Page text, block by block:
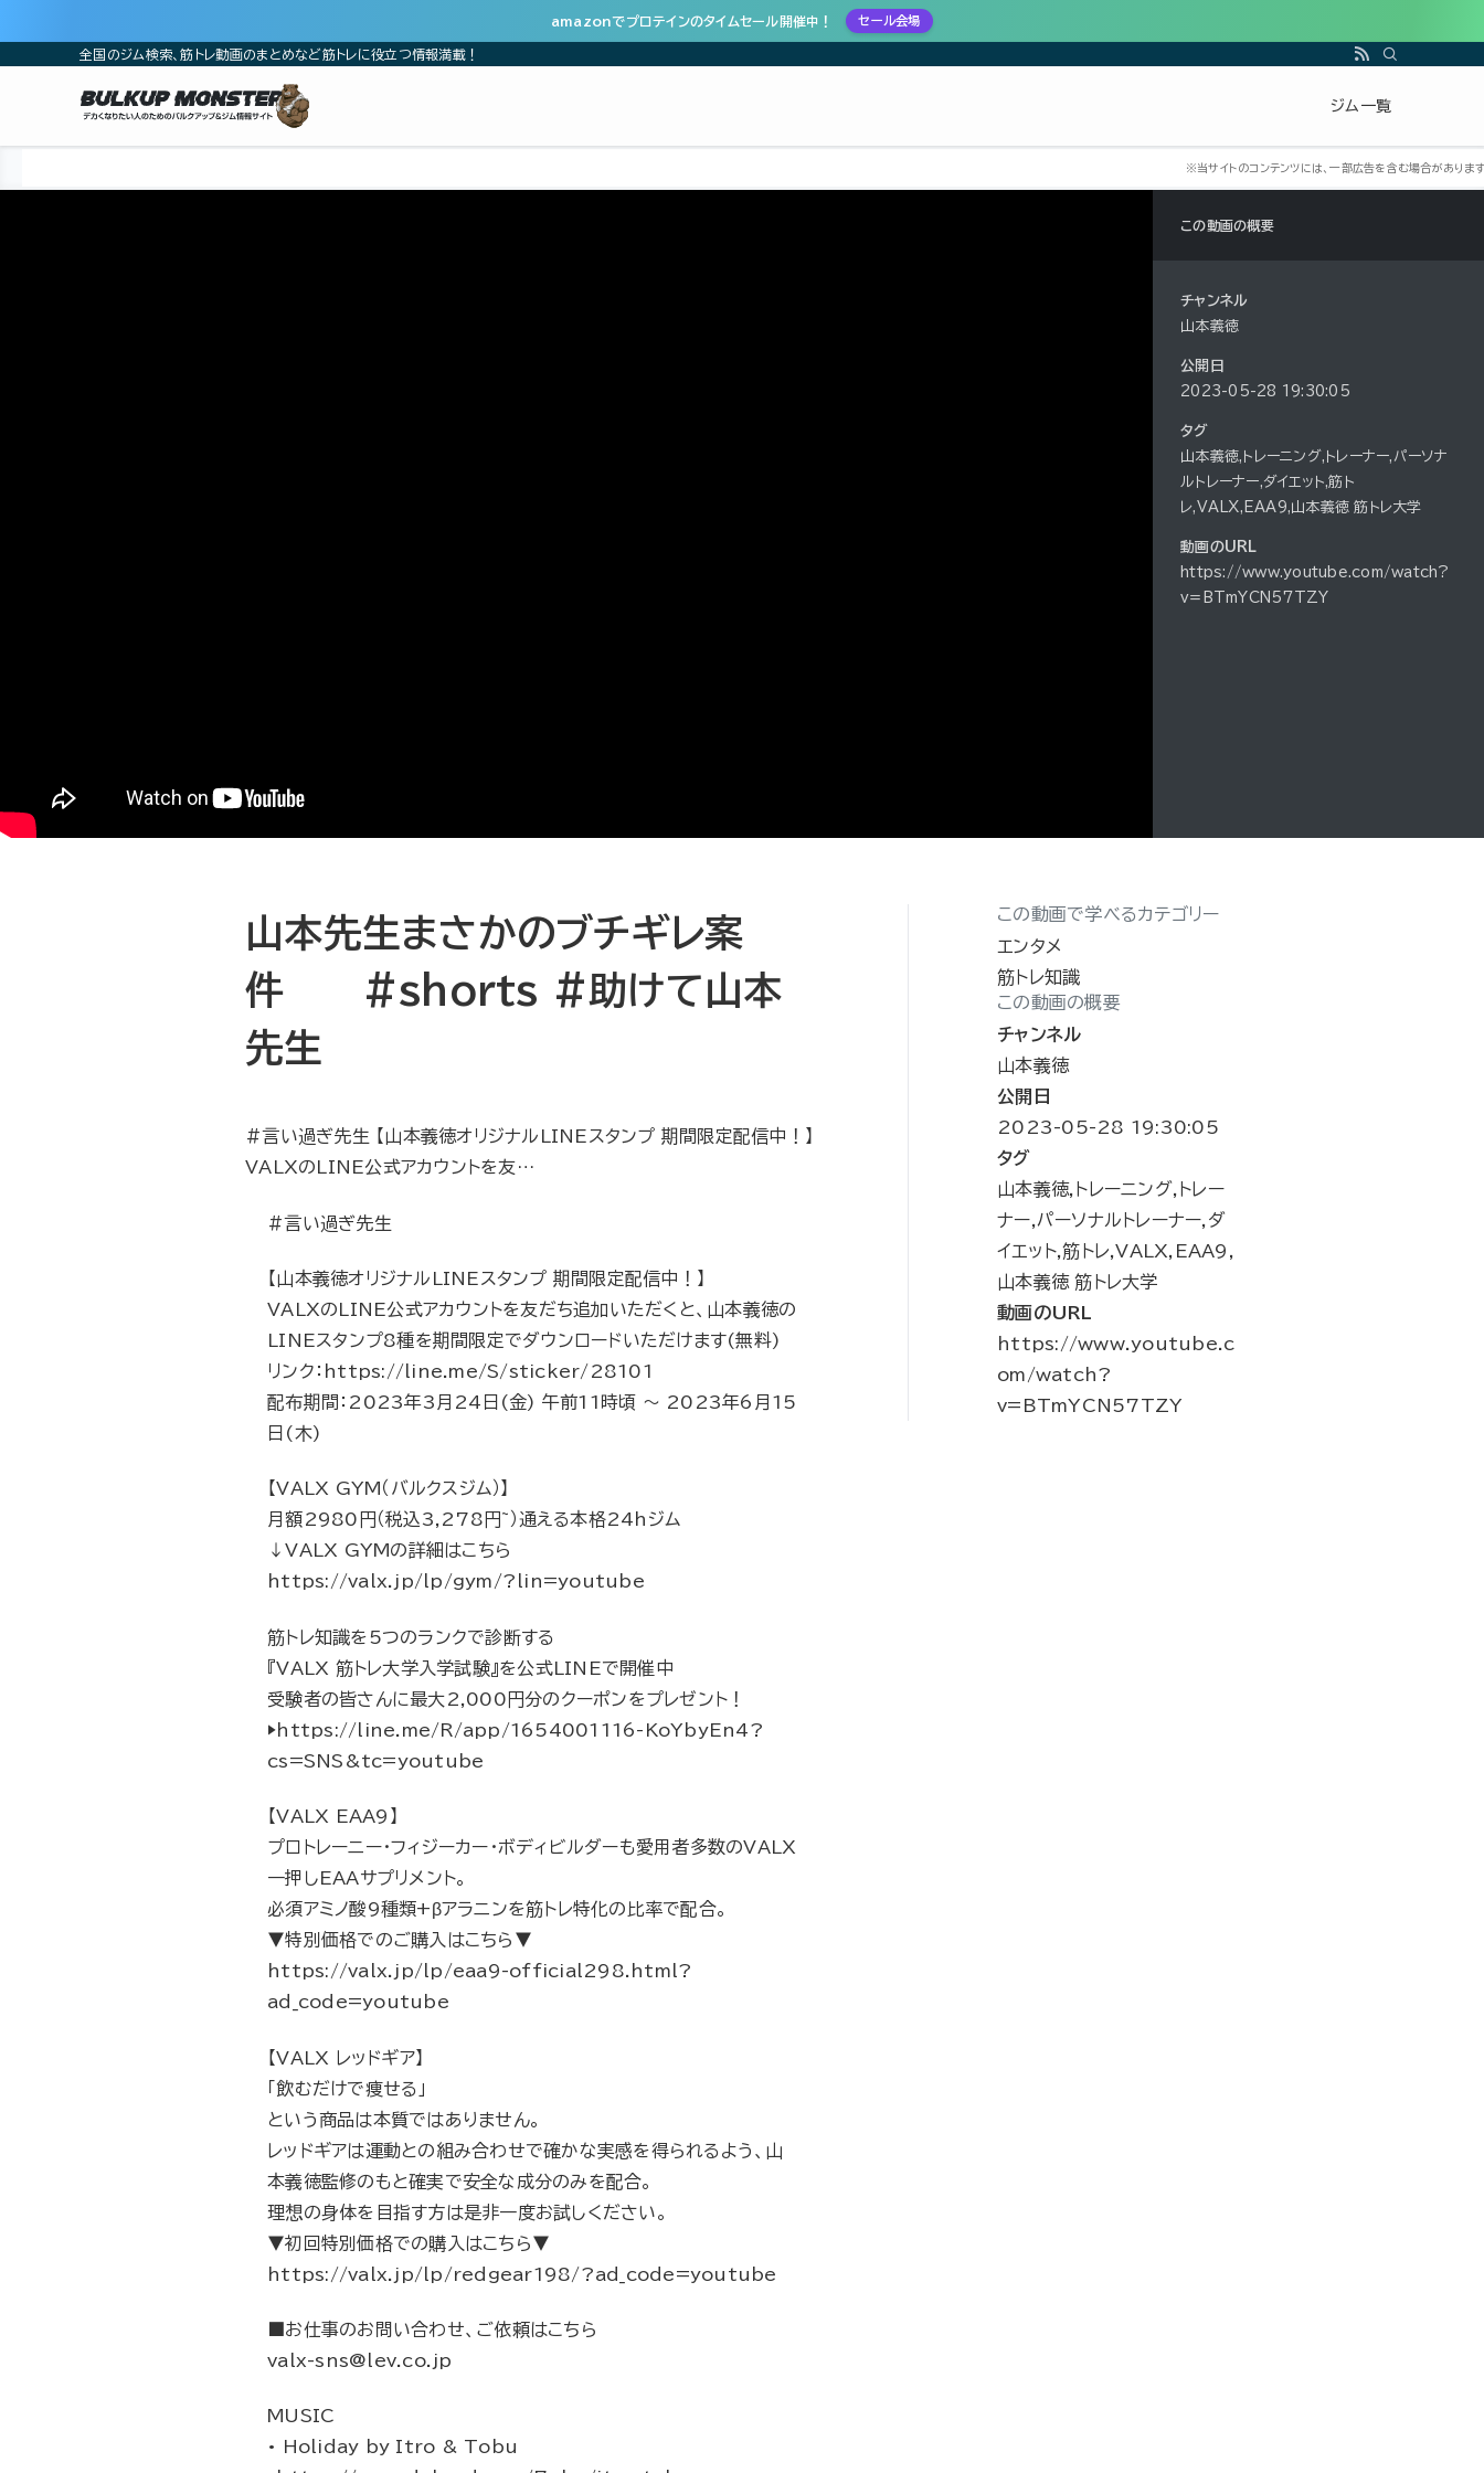
amazonでプロテインのタイムセール開催中！ セール会場
全国のジム検索、筋トレ動画のまとめなど筋トレに役立つ情報満載！
ジム一覧
この動画の概要
チャンネル
山本義徳
公開日
2023-05-28 19:30:05
タグ
山本義徳,トレーニング,トレーナー,パーソナ
ルトレーナー,ダイエット,筋ト
レ,VALX,EAA9,山本義徳 筋トレ大学
動画のURL
https://www.youtube.com/watch?
v=BTmYCN57TZY
山本先生まさかのブチギレ案
件 #shorts #助けて山本
先生
#言い過ぎ先生 【山本義徳オリジナルLINEスタンプ 期間限定配信中！】
VALXのLINE公式アカウントを友…
#言い過ぎ先生
【山本義徳オリジナルLINEスタンプ 期間限定配信中！】
VALXのLINE公式アカウントを友だち追加いただくと、山本義徳の
LINEスタンプ8種を期間限定でダウンロードいただけます(無料)
リンク：https://line.me/S/sticker/28101
配布期間：2023年3月24日(金) 午前11時頃 〜 2023年6月15
日(木)
【VALX GYM（バルクスジム）】
月額2980円（税込3,278円~）通える本格24hジム
↓VALX GYMの詳細はこちら
https://valx.jp/lp/gym/?lin=youtube
筋トレ知識を5つのランクで診断する
『VALX 筋トレ大学入学試験』を公式LINEで開催中
受験者の皆さんに最大2,000円分のクーポンをプレゼント！
▶︎https://line.me/R/app/1654001116-KoYbyEn4?
cs=SNS&tc=youtube
【VALX EAA9】
プロトレーニー・フィジーカー・ボディビルダーも愛用者多数のVALX
一押しEAAサプリメント。
必須アミノ酸9種類+βアラニンを筋トレ特化の比率で配合。
▼特別価格でのご購入はこちら▼
https://valx.jp/lp/eaa9-official298.html?
ad_code=youtube
【VALX レッドギア】
「飲むだけで痩せる」
という商品は本質ではありません。
レッドギアは運動との組み合わせで確かな実感を得られるよう、山
本義徳監修のもと確実で安全な成分のみを配合。
理想の身体を目指す方は是非一度お試しください。
▼初回特別価格での購入はこちら▼
https://valx.jp/lp/redgear198/?ad_code=youtube
■お仕事のお問い合わせ、ご依頼はこちら
valx-sns@lev.co.jp
MUSIC
• Holiday by Itro & Tobu
この動画で学べるカテゴリー
エンタメ
筋トレ知識
この動画の概要
チャンネル
山本義徳
公開日
2023-05-28 19:30:05
タグ
山本義徳,トレーニング,トレー
ナー,パーソナルトレーナー,ダ
イエット,筋トレ,VALX,EAA9,
山本義徳 筋トレ大学
動画のURL
https://www.youtube.c
om/watch?
v=BTmYCN57TZY